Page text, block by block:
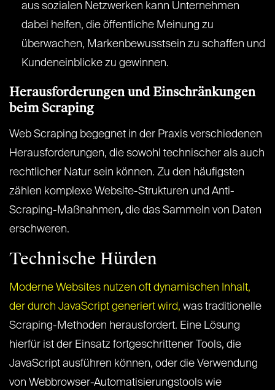
aus sozialen Netzwerken kann Unternehmen
dabei helfen, die öffentliche Meinung zu
überwachen, Markenbewusstsein zu schaffen und
Kundeneinblicke zu gewinnen.
Herausforderungen und Einschränkungen
beim Scraping
Web Scraping begegnet in der Praxis verschiedenen
Herausforderungen, die sowohl technischer als auch
rechtlicher Natur sein können. Zu den häufigsten
zählen komplexe Website-Strukturen und Anti-
Scraping-Maßnahmen, die das Sammeln von Daten
erschweren.
Technische Hürden
Moderne Websites nutzen oft dynamischen Inhalt,
der durch JavaScript generiert wird, was traditionelle
Scraping-Methoden herausfordert. Eine Lösung
hierfür ist der Einsatz fortgeschrittener Tools, die
JavaScript ausführen können, oder die Verwendung
von Webbrowser-Automatisierungstools wie